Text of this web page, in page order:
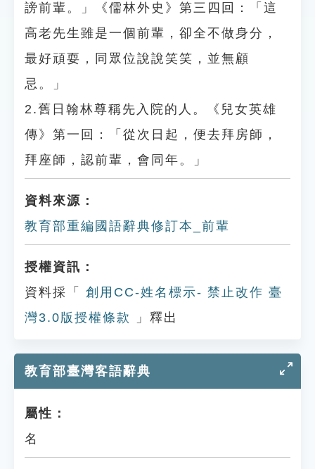
謗前輩。」《儒林外史》第三四回：「這
高老先生雖是一個前輩，卻全不做身分，
最好頑耍，同眾位說說笑笑，並無顧
忌。」
2.舊日翰林尊稱先入院的人。《兒女英雄
傳》第一回：「從次日起，便去拜房師，
拜座師，認前輩，會同年。」
資料來源：
教育部重編國語辭典修訂本_前輩
授權資訊：
資料採「
創用CC-姓名標示- 禁止改作 臺
灣3.0版授權條款
」釋出
教育部臺灣客語辭典
屬性：
名